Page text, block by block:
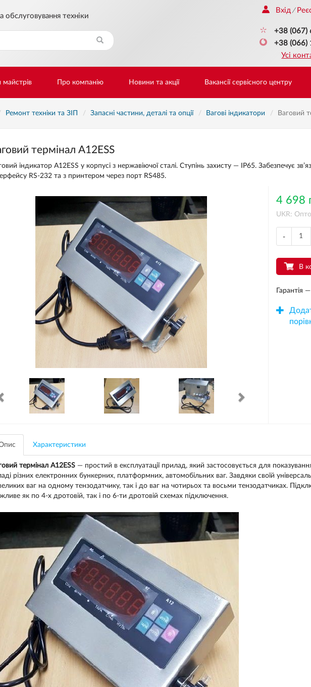
техніки
Вхід /
+38 (067)
+38 (066)
Усі
майстрів Про компанію Новини та акції Вакансії сервісного центру
Ремонт техніки та ЗІП Запасні частини, деталі та опції Вагові індикатори Ваговий
термінал A12ESS
індикатор A12ESS у корпусі з нержавіючої сталі. Ступінь захисту — IP65. Забезпечує
RS-232 та з принтером через порт RS485.
4 698
UKR:
-
В
Гарантія
Характеристики
термінал A12ESS— простий в експлуатації прилад, який застосовується для
різних електронних бункерних, платформних, автомобільних ваг. Завдяки своїй
ваг на одному тензодатчику, так і до ваг на чотирьох та восьми тензодатчиках.
як по 4-х дротовій, так і по 6-ти дротовій схемах підключення.